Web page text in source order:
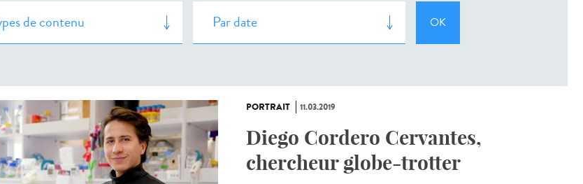
PORTRAIT 11.03.2019
Diego Cordero Cervantes,
chercheur globe-trotter